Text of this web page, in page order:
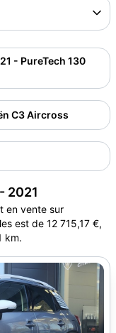
- PureTech 130
C3 Aircross
2021
en vente sur
est de 12 715,17 €,
km.